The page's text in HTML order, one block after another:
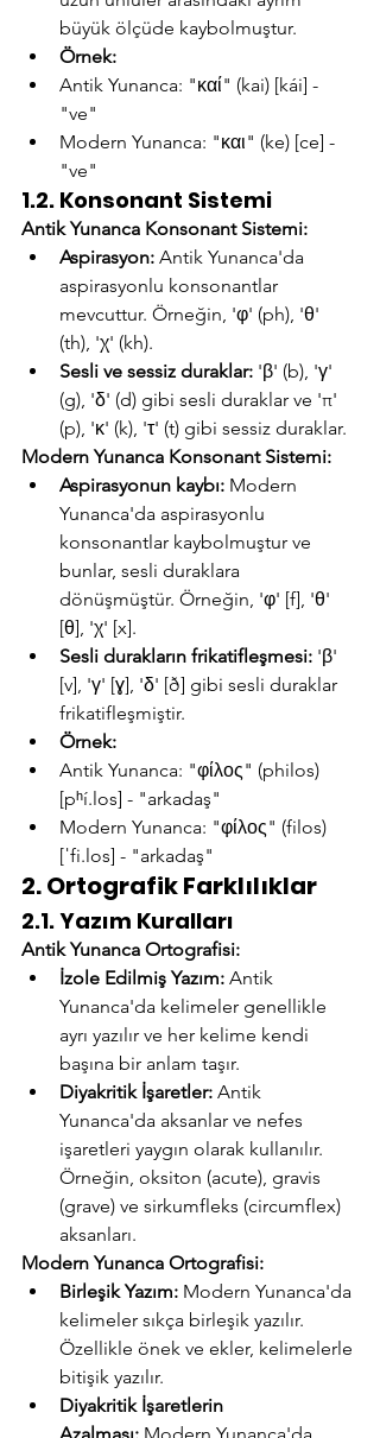
büyük ölçüde kaybolmuştur.
Örnek:
Antik Yunanca: "καί" (kai) [kái] -
"ve"
Modern Yunanca: "και" (ke) [ce] -
"ve"
1.2. Konsonant Sistemi
Antik Yunanca Konsonant Sistemi:
Aspirasyon: Antik Yunanca'da
aspirasyonlu konsonantlar
mevcuttur. Örneğin, 'φ' (ph), 'θ'
(th), 'χ' (kh).
Sesli ve sessiz duraklar: 'β' (b), 'γ'
(g), 'δ' (d) gibi sesli duraklar ve 'π'
(p), 'κ' (k), 'τ' (t) gibi sessiz duraklar.
Modern Yunanca Konsonant Sistemi:
Aspirasyonun kaybı: Modern
Yunanca'da aspirasyonlu
konsonantlar kaybolmuştur ve
bunlar, sesli duraklara
dönüşmüştür. Örneğin, 'φ' [f], 'θ'
[θ], 'χ' [x].
Sesli durakların frikatifleşmesi: 'β'
[v], 'γ' [ɣ], 'δ' [ð] gibi sesli duraklar
frikatifleşmiştir.
Örnek:
Antik Yunanca: "φίλος" (philos)
[pʰí.los] - "arkadaş"
Modern Yunanca: "φίλος" (filos)
[ˈfi.los] - "arkadaş"
2. Ortografik Farklılıklar
2.1. Yazım Kuralları
Antik Yunanca Ortografisi:
İzole Edilmiş Yazım: Antik
Yunanca'da kelimeler genellikle
ayrı yazılır ve her kelime kendi
başına bir anlam taşır.
Diyakritik İşaretler: Antik
Yunanca'da aksanlar ve nefes
işaretleri yaygın olarak kullanılır.
Örneğin, oksiton (acute), gravis
(grave) ve sirkumfleks (circumflex)
aksanları.
Modern Yunanca Ortografisi:
Birleşik Yazım: Modern Yunanca'da
kelimeler sıkça birleşik yazılır.
Özellikle önek ve ekler, kelimelerle
bitişik yazılır.
Diyakritik İşaretlerin